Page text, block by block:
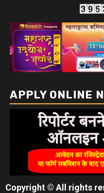
APPLY ONLINE
Copyright © All rights